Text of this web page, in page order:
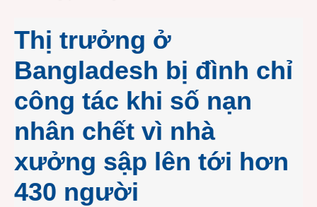
Thị trưởng ở
Bangladesh bị đình chỉ
công tác khi số nạn
nhân chết vì nhà
xưởng sập lên tới hơn
430 người